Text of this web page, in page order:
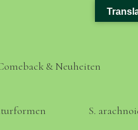
& Neuheiten
S.